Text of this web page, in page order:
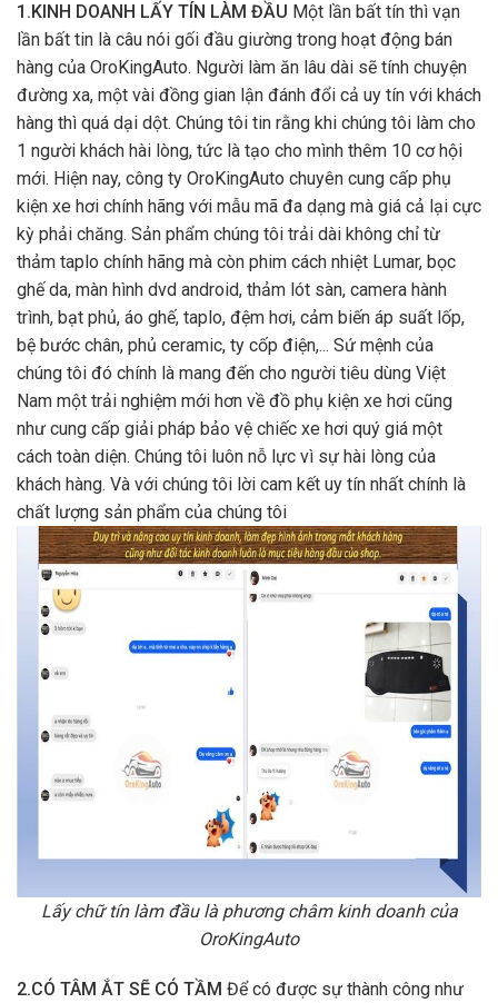
1.KINH DOANH LẤY TÍN LÀM ĐẦU Một lần bất tín thì vạn
lần bất tin là câu nói gối đầu giường trong hoạt động bán
hàng của OroKingAuto. Người làm ăn lâu dài sẽ tính chuyện
đường xa, một vài đồng gian lận đánh đổi cả uy tín với khách
hàng thì quá dại dột. Chúng tôi tin rằng khi chúng tôi làm cho
1 người khách hài lòng, tức là tạo cho mình thêm 10 cơ hội
mới. Hiện nay, công ty OroKingAuto chuyên cung cấp phụ
kiện xe hơi chính hãng với mẫu mã đa dạng mà giá cả lại cực
kỳ phải chăng. Sản phẩm chúng tôi trải dài không chỉ từ
thảm taplo chính hãng mà còn phim cách nhiệt Lumar, bọc
ghế da, màn hình dvd android, thảm lót sàn, camera hành
trình, bạt phủ, áo ghế, taplo, đệm hơi, cảm biến áp suất lốp,
bệ bước chân, phủ ceramic, ty cốp điện,... Sứ mệnh của
chúng tôi đó chính là mang đến cho người tiêu dùng Việt
Nam một trải nghiệm mới hơn về đồ phụ kiện xe hơi cũng
như cung cấp giải pháp bảo vệ chiếc xe hơi quý giá một
cách toàn diện. Chúng tôi luôn nỗ lực vì sự hài lòng của
khách hàng. Và với chúng tôi lời cam kết uy tín nhất chính là
chất lượng sản phẩm của chúng tôi
Lấy chữ tín làm đầu là phương châm kinh doanh của
OroKingAuto
2.CÓ TÂM ẮT SẼ CÓ TẦM Để có được sự thành công như